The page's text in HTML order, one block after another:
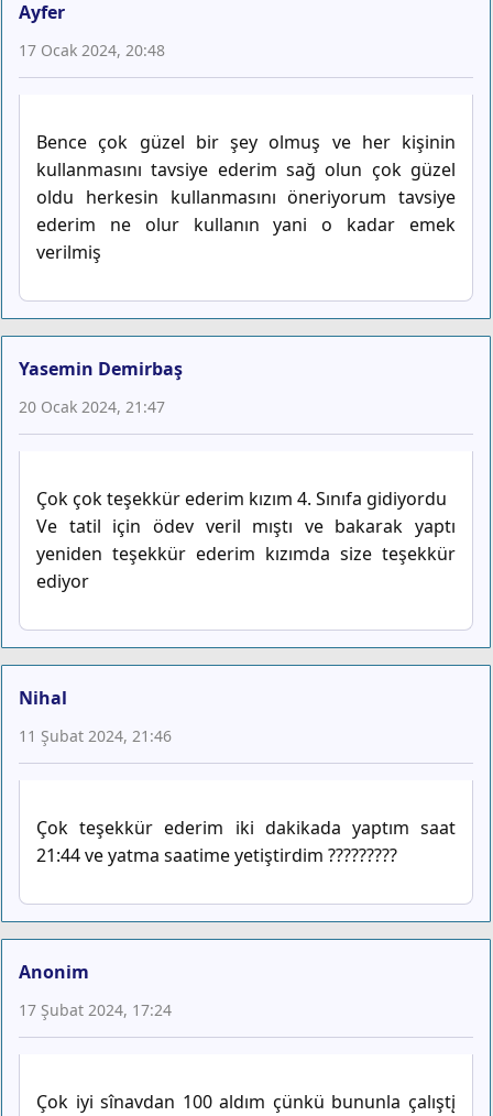
Ayfer
17 Ocak 2024, 20:48
Bence çok güzel bir şey olmuş ve her kişinin
kullanmasını tavsiye ederim sağ olun çok güzel
oldu herkesin kullanmasını öneriyorum tavsiye
ederim ne olur kullanın yani o kadar emek
verilmiş
Yasemin Demirbaş
20 Ocak 2024, 21:47
Çok çok teşekkür ederim kızım 4. Sınıfa gidiyordu
Ve tatil için ödev veril mıştı ve bakarak yaptı
yeniden teşekkür ederim kızımda size teşekkür
ediyor
Nihal
11 Şubat 2024, 21:46
Çok teşekkür ederim iki dakikada yaptım saat
21:44 ve yatma saatime yetiştirdim ?????????
Anonim
17 Şubat 2024, 17:24
Çok iyi sînavdan 100 aldım çünkü bununla çalıştį